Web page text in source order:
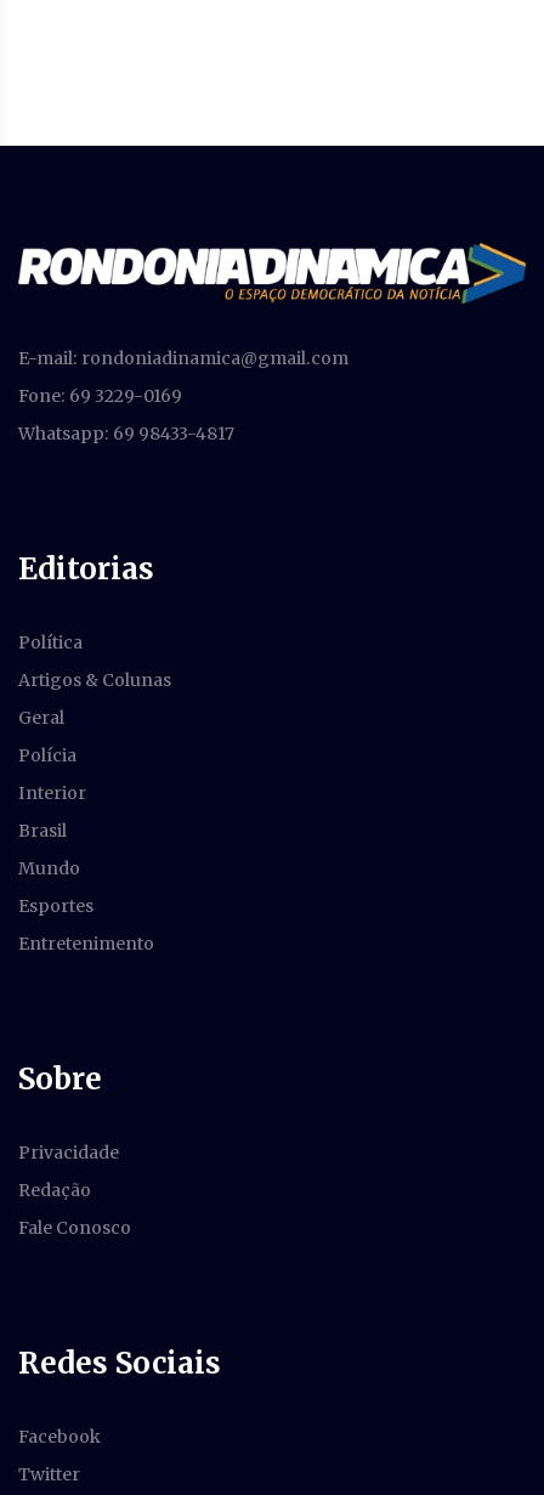
E-mail: rondoniadinamica@gmail.com
Fone: 69 3229-0169
Whatsapp: 69 98433-4817
Editorias
Política
Artigos & Colunas
Geral
Polícia
Interior
Brasil
Mundo
Esportes
Entretenimento
Sobre
Privacidade
Redação
Fale Conosco
Redes Sociais
Facebook
Twitter